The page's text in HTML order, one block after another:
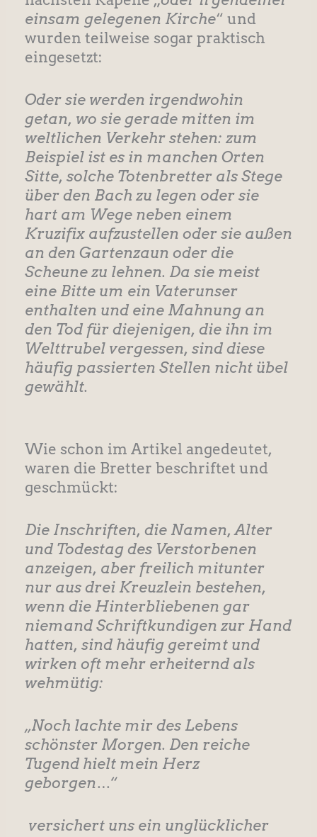
einsam gelegenen Kirche“ und
wurden teilweise sogar praktisch
eingesetzt:
Oder sie werden irgendwohin
getan, wo sie gerade mitten im
weltlichen Verkehr stehen: zum
Beispiel ist es in manchen Orten
Sitte, solche Totenbretter als Stege
über den Bach zu legen oder sie
hart am Wege neben einem
Kruzifix aufzustellen oder sie außen
an den Gartenzaun oder die
Scheune zu lehnen. Da sie meist
eine Bitte um ein Vaterunser
enthalten und eine Mahnung an
den Tod für diejenigen, die ihn im
Welttrubel vergessen, sind diese
häufig passierten Stellen nicht übel
gewählt.
Wie schon im Artikel angedeutet,
waren die Bretter beschriftet und
geschmückt:
Die Inschriften, die Namen, Alter
und Todestag des Verstorbenen
anzeigen, aber freilich mitunter
nur aus drei Kreuzlein bestehen,
wenn die Hinterbliebenen gar
niemand Schriftkundigen zur Hand
hatten, sind häufig gereimt und
wirken oft mehr erheiternd als
wehmütig:
„Noch lachte mir des Lebens
schönster Morgen. Den reiche
Tugend hielt mein Herz
geborgen…“
versichert uns ein unglücklicher